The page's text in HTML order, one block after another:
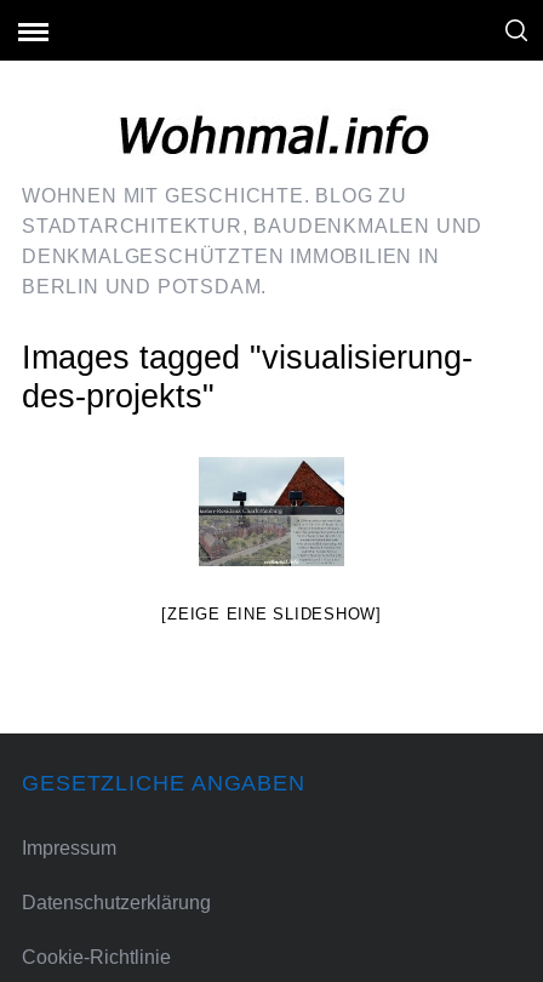
WOHNEN MIT GESCHICHTE. BLOG ZU
STADTARCHITEKTUR, BAUDENKMALEN UND
DENKMALGESCHÜTZTEN IMMOBILIEN IN
BERLIN UND POTSDAM.
Images tagged "visualisierung-
des-projekts"
[ZEIGE EINE SLIDESHOW]
GESETZLICHE ANGABEN
Impressum
Datenschutzerklärung
Cookie-Richtlinie